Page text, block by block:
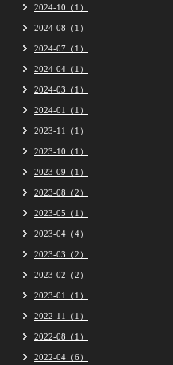
2024-10（1）
2024-08（1）
2024-07（1）
2024-04（1）
2024-03（1）
2024-01（1）
2023-11（1）
2023-10（1）
2023-09（1）
2023-08（2）
2023-05（1）
2023-04（4）
2023-03（2）
2023-02（2）
2023-01（1）
2022-11（1）
2022-08（1）
2022-04（6）